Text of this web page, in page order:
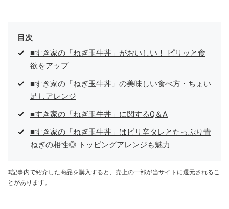
目次
■すき家の「ねぎ玉牛丼」がおいしい！ ピリッと食
欲をアップ
■すき家の「ねぎ玉牛丼」の美味しい食べ方・ちょい
足しアレンジ
■すき家の「ねぎ玉牛丼」に関するQ＆A
■すき家の「ねぎ玉牛丼」はピリ辛タレとたっぷり青
ねぎの相性◎ トッピングアレンジも魅力
※記事内で紹介した商品を購入すると、売上の一部が当サイトに還元されるこ
とがあります。